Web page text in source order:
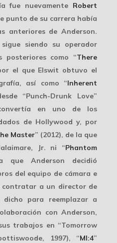
fue nuevamente Robert
punto de su carrera había
anteriores de Anderson.
siendo su operador
posteriores como “There
el que Elswit obtuvo el
, así como “Inherent
“Punch-Drunk Love”
en uno de los
de Hollywood y, por
Master” (2012), de la que
Jr. ni “Phantom
que Anderson decidió
del equipo de cámara e
contratar a un director de
para reemplazar a
con Anderson,
trabajos en “Tomorrow
1997), “MI:4”